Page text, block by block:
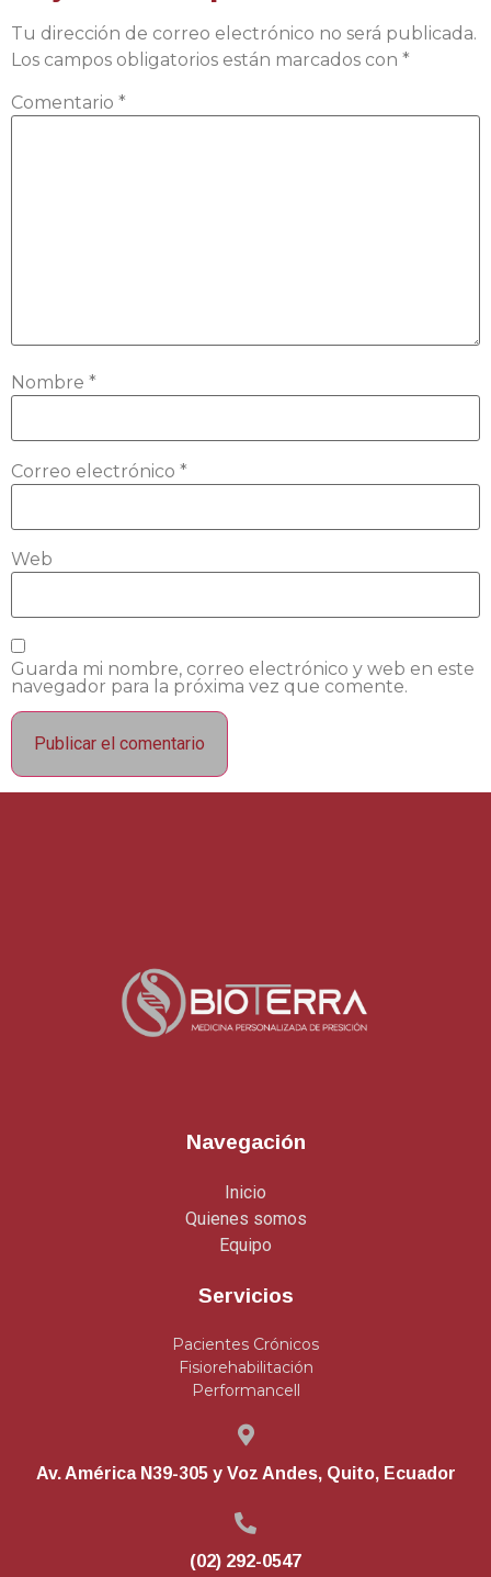
Tu dirección de correo electrónico no será publicada.
Los campos obligatorios están marcados con *
Comentario *
Nombre *
Correo electrónico *
Web
Guarda mi nombre, correo electrónico y web en este
navegador para la próxima vez que comente.
Navegación
Inicio
Quienes somos
Equipo
Servicios
Pacientes Crónicos
Fisiorehabilitación
Performancell
Av. América N39-305 y Voz Andes, Quito, Ecuador
(02) 292-0547